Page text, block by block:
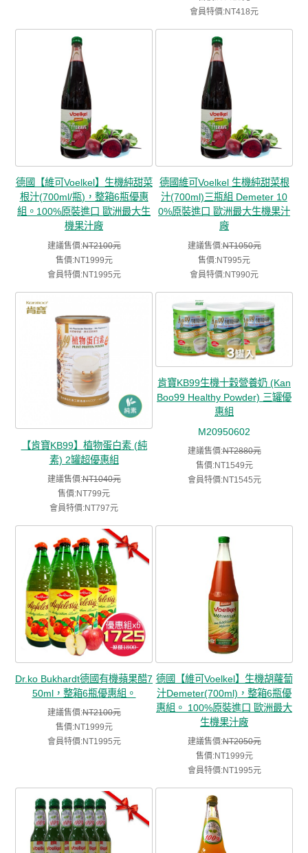
會員特價:NT418元
德國【維可Voelkel】生機純甜菜
根汁(700ml/瓶)，整箱6瓶優惠
組。100%原裝進口 歐洲最大生
機果汁廠
建議售價:NT2100元
售價:NT1999元
會員特價:NT1995元
德國維可Voelkel 生機純甜菜根
汁(700ml)三瓶組 Demeter 10
0%原裝進口 歐洲最大生機果汁
廠
建議售價:NT1050元
售價:NT995元
會員特價:NT990元
【肯寶KB99】植物蛋白素 (純
素) 2罐超優惠組
建議售價:NT1040元
售價:NT799元
會員特價:NT797元
肯寶KB99生機十穀營養奶 (Kan
Boo99 Healthy Powder) 三罐優
惠組
M20950602
建議售價:NT2880元
售價:NT1549元
會員特價:NT1545元
Dr.ko Bukhardt德國有機蘋果醋7
50ml，整箱6瓶優惠組。
建議售價:NT2100元
售價:NT1999元
會員特價:NT1995元
德國【維可Voelkel】生機胡蘿蔔
汁Demeter(700ml)，整箱6瓶優
惠組。 100%原裝進口 歐洲最大
生機果汁廠
建議售價:NT2050元
售價:NT1999元
會員特價:NT1995元